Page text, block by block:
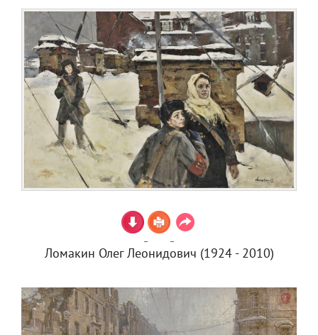
Ломакин Олег Леонидович (1924 - 2010)